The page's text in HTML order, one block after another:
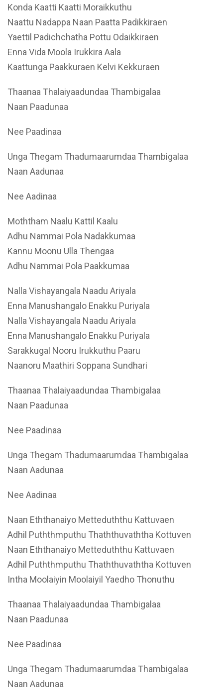
Konda Kaatti Kaatti Moraikkuthu
Naattu Nadappa Naan Paatta Padikkiraen
Yaettil Padichchatha Pottu Odaikkiraen
Enna Vida Moola Irukkira Aala
Kaattunga Paakkuraen Kelvi Kekkuraen
Thaanaa Thalaiyaadundaa Thambigalaa
Naan Paadunaa
Nee Paadinaa
Unga Thegam Thadumaarumdaa Thambigalaa
Naan Aadunaa
Nee Aadinaa
Moththam Naalu Kattil Kaalu
Adhu Nammai Pola Nadakkumaa
Kannu Moonu Ulla Thengaa
Adhu Nammai Pola Paakkumaa
Nalla Vishayangala Naadu Ariyala
Enna Manushangalo Enakku Puriyala
Nalla Vishayangala Naadu Ariyala
Enna Manushangalo Enakku Puriyala
Sarakkugal Nooru Irukkuthu Paaru
Naanoru Maathiri Soppana Sundhari
Thaanaa Thalaiyaadundaa Thambigalaa
Naan Paadunaa
Nee Paadinaa
Unga Thegam Thadumaarumdaa Thambigalaa
Naan Aadunaa
Nee Aadinaa
Naan Eththanaiyo Metteduththu Kattuvaen
Adhil Puththmputhu Thaththuvaththa Kottuven
Naan Eththanaiyo Metteduththu Kattuvaen
Adhil Puththmputhu Thaththuvaththa Kottuven
Intha Moolaiyin Moolaiyil Yaedho Thonuthu
Thaanaa Thalaiyaadundaa Thambigalaa
Naan Paadunaa
Nee Paadinaa
Unga Thegam Thadumaarumdaa Thambigalaa
Naan Aadunaa